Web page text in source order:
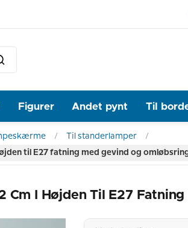
Figurer Andet pynt Til
Til standerlamper
til E27 fatning med gevind og
I Højden Til E27